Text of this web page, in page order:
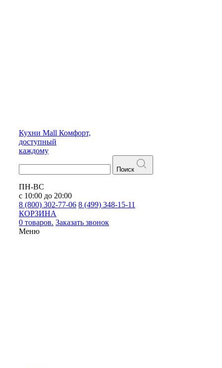
Кухни Mall Комфорт,
доступный
каждому
Поиск
ПН-ВС
с 10:00 до 20:00
8 (800) 302-77-06 8 (499) 348-15-11
КОРЗИНА
0 товаров. Заказать звонок
Меню